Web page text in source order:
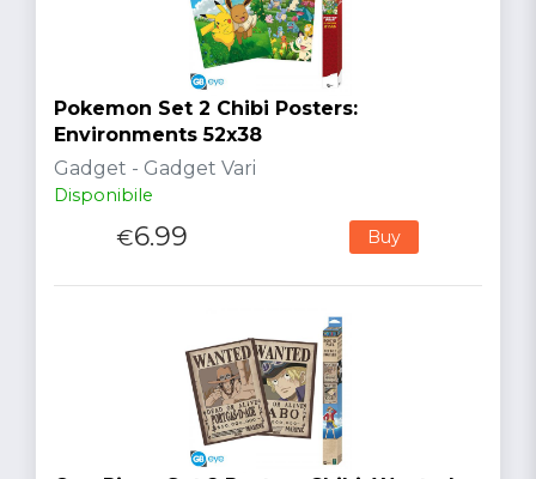
Pokemon Set 2 Chibi Posters:
Environments 52x38
Gadget - Gadget Vari
Disponibile
€6.99 Buy